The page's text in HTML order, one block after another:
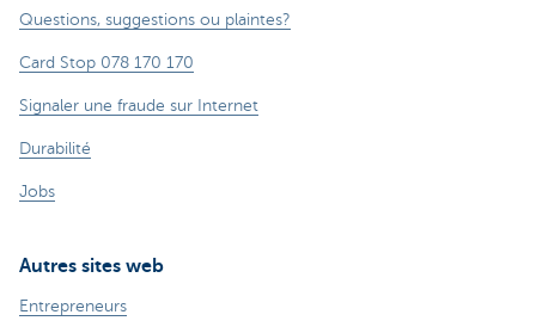
Questions, suggestions ou plaintes?
Card Stop 078 170 170
Signaler une fraude sur Internet
Durabilité
Jobs
Autres sites web
Entrepreneurs